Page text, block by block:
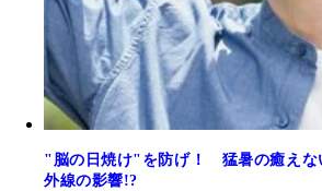
"脳の日焼け"を防げ！ 猛暑の癒えな
外線の影響!?